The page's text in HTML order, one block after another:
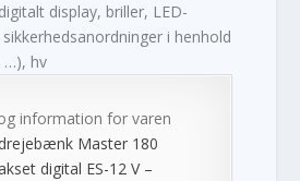
display, briller, LED-
i henhold
…), hv
information for varen
Master 180
digital ES-12 V –